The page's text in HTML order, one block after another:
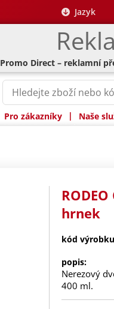
Jazyk
Promo Direct – reklamní
Pro zákazníky | Naše
hrnek
kód
popis:
Nerezový
400 ml.